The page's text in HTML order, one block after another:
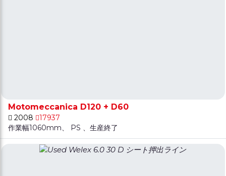
Motomeccanica D120 + D60
2008
17937
作業幅1060mm、 PS 、生産終了